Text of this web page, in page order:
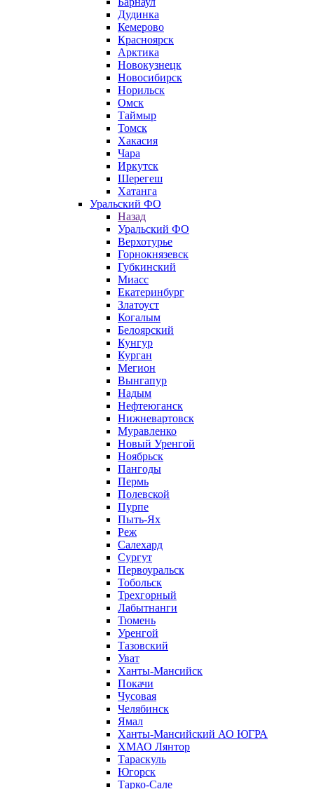
Дудинка
Кемерово
Красноярск
Арктика
Новокузнецк
Новосибирск
Норильск
Омск
Таймыр
Томск
Хакасия
Чара
Иркутск
Шерегеш
Хатанга
Уральский ФО
Назад
Уральский ФО
Верхотурье
Горнокнязевск
Губкинский
Миасс
Екатеринбург
Златоуст
Когалым
Белоярский
Кунгур
Курган
Мегион
Вынгапур
Надым
Нефтеюганск
Нижневартовск
Муравленко
Новый Уренгой
Ноябрьск
Пангоды
Пермь
Полевской
Пурпе
Пыть-Ях
Реж
Салехард
Сургут
Первоуральск
Тобольск
Трехгорный
Лабытнанги
Тюмень
Уренгой
Тазовский
Уват
Ханты-Мансийск
Покачи
Чусовая
Челябинск
Ямал
Ханты-Мансийский АО ЮГРА
ХМАО Лянтор
Тараскуль
Югорск
Тарко-Сале